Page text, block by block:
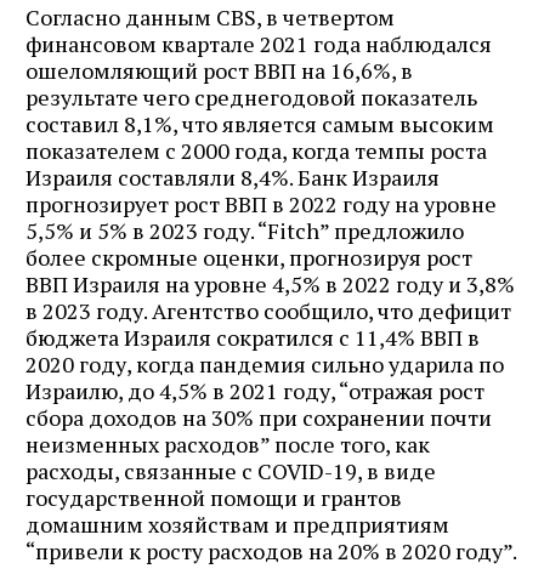
Согласно данным CBS, в четвертом
финансовом квартале 2021 года наблюдался
ошеломляющий рост ВВП на 16,6%, в
результате чего среднегодовой показатель
составил 8,1%, что является самым высоким
показателем с 2000 года, когда темпы роста
Израиля составляли 8,4%. Банк Израиля
прогнозирует рост ВВП в 2022 году на уровне
5,5% и 5% в 2023 году. “Fitch” предложило
более скромные оценки, прогнозируя рост
ВВП Израиля на уровне 4,5% в 2022 году и 3,8%
в 2023 году. Агентство сообщило, что дефицит
бюджета Израиля сократился с 11,4% ВВП в
2020 году, когда пандемия сильно ударила по
Израилю, до 4,5% в 2021 году, “отражая рост
сбора доходов на 30% при сохранении почти
неизменных расходов” после того, как
расходы, связанные с COVID-19, в виде
государственной помощи и грантов
домашним хозяйствам и предприятиям
“привели к росту расходов на 20% в 2020 году”.